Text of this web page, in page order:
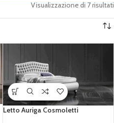
Visualizzazione di 7 risultati
Letto Auriga Cosmoletti